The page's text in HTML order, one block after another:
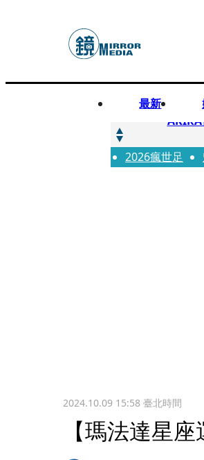
最新
快訊
快訊
台灣
2026瘋世足
2024.10.09 15:58臺北時間
【瑪法達星